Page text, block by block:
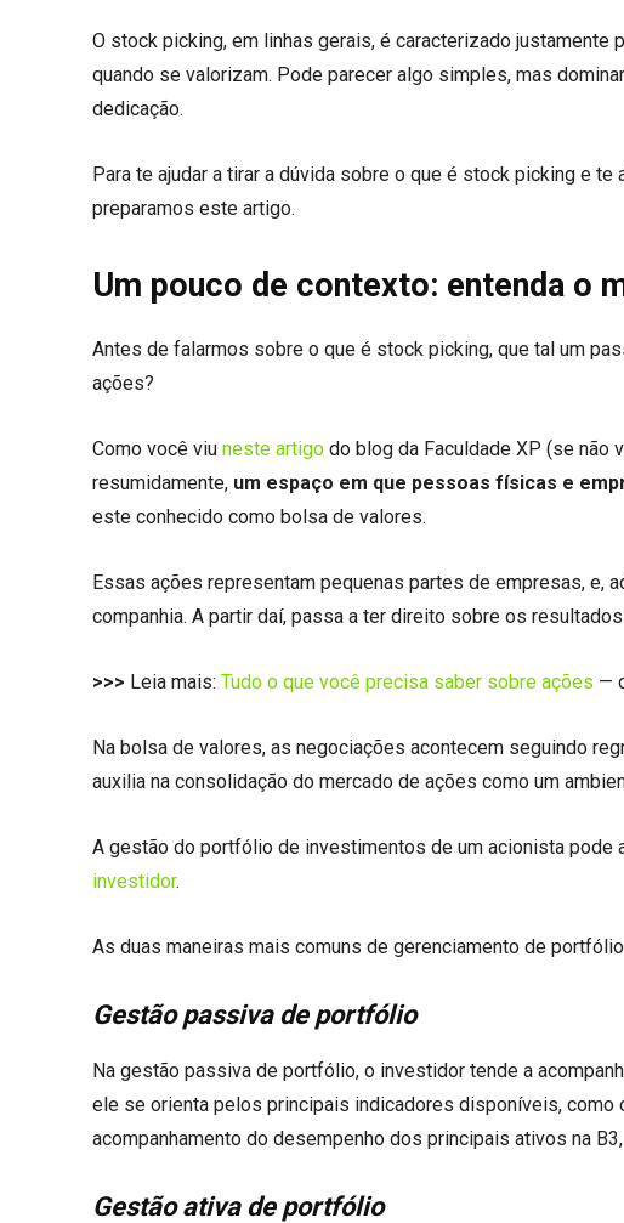
O stock picking, em linhas gerais, é caracterizado
quando se valorizam. Pode parecer algo simples, mas
dedicação.
Para te ajudar a tirar a dúvida sobre o que é stock picking e
preparamos este artigo.
Um pouco de contexto: entenda o
Antes de falarmos sobre o que é stock picking, que tal um
ações?
Como você viu neste artigo do blog da Faculdade XP (se não
resumidamente, um espaço em que pessoas físicas e
este conhecido como bolsa de valores.
Essas ações representam pequenas partes de empresas, e,
companhia. A partir daí, passa a ter direito sobre os
>>> Leia mais: Tudo o que você precisa saber sobre ações —
Na bolsa de valores, as negociações acontecem seguindo
auxilia na consolidação do mercado de ações como um
A gestão do portfólio de investimentos de um acionista
investidor.
As duas maneiras mais comuns de gerenciamento de
Gestão passiva de portfólio
Na gestão passiva de portfólio, o investidor tende a
ele se orienta pelos principais indicadores disponíveis, como
acompanhamento do desempenho dos principais ativos na
Gestão ativa de portfólio